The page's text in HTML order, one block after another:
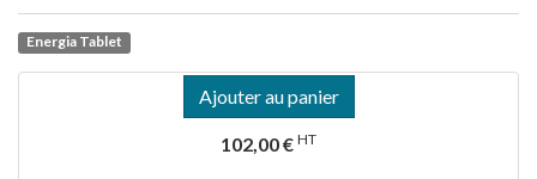
Energia Tablet
Ajouter au panier
102,00 € HT